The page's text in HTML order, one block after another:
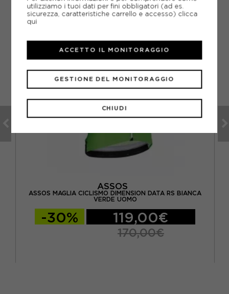
ASSOS
ASSOS MAGLIA CICLISMO DIMENSION DATA RS BIANCA
VERDE UOMO
-30% 119,00€
170,00€
utilizziamo i tuoi dati per fini obbligatori (ad es.
sicurezza, caratteristiche carrello e accesso) clicca
qui
CHIUDI
GESTIONE DEL MONITORAGGIO
ACCETTO IL MONITORAGGIO